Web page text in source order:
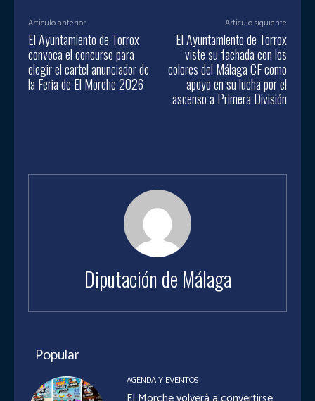
Artículo anterior
El Ayuntamiento de Torrox
convoca el concurso para
elegir el cartel anunciador de
la Feria de El Morche 2026
Artículo siguiente
El Ayuntamiento de Torrox
viste su fachada con los
colores del Málaga CF como
apoyo en su lucha por el
ascenso a Primera División
Diputación de Málaga
Popular
AGENDA Y EVENTOS